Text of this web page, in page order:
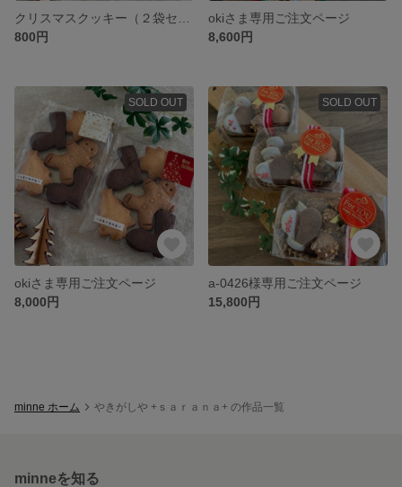
800円
okiさま専用ご注文ページ
8,600円
SOLD OUT
okiさま専用ご注文ページ
8,000円
SOLD OUT
a-0426様専用ご注文ページ
15,800円
minne ホーム やきがしや +ｓａｒａｎａ+ の作品一覧
minneを知る